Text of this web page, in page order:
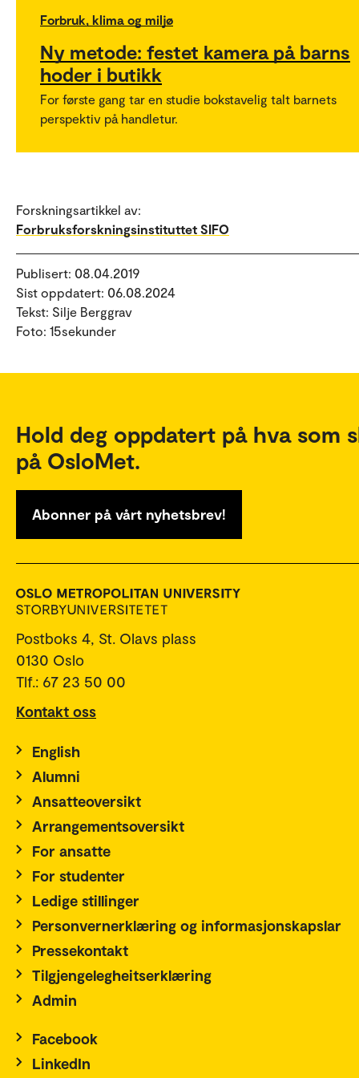
Forbruk, klima og miljø
Ny metode: festet kamera på barns
hoder i butikk
For første gang tar en studie bokstavelig talt barnets
perspektiv på handletur.
Forskningsartikkel av:
Forbruksforskningsinstituttet SIFO
Publisert: 08.04.2019
Sist oppdatert: 06.08.2024
Tekst: Silje Berggrav
Foto: 15sekunder
Hold deg oppdatert på hva som
på OsloMet.
Abonner på vårt nyhetsbrev!
Postboks 4, St. Olavs plass
0130 Oslo
Tlf.: 67 23 50 00
Kontakt oss
English
Alumni
Ansatteoversikt
Arrangementsoversikt
For ansatte
For studenter
Ledige stillinger
Personvernerklæring og informasjonskapslar
Pressekontakt
Tilgjengelegheitserklæring
Admin
Facebook
LinkedIn